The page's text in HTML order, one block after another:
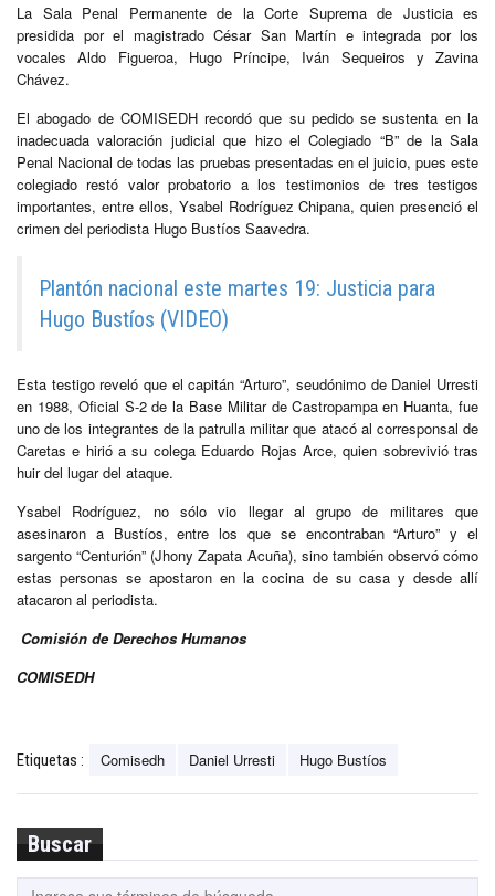
La Sala Penal Permanente de la Corte Suprema de Justicia es
presidida por el magistrado César San Martín e integrada por los
vocales Aldo Figueroa, Hugo Príncipe, Iván Sequeiros y Zavina
Chávez.
El abogado de COMISEDH recordó que su pedido se sustenta en la
inadecuada valoración judicial que hizo el Colegiado “B” de la Sala
Penal Nacional de todas las pruebas presentadas en el juicio, pues este
colegiado restó valor probatorio a los testimonios de tres testigos
importantes, entre ellos, Ysabel Rodríguez Chipana, quien presenció el
crimen del periodista Hugo Bustíos Saavedra.
Plantón nacional este martes 19: Justicia para
Hugo Bustíos (VIDEO)
Esta testigo reveló que el capitán “Arturo”, seudónimo de Daniel Urresti
en 1988, Oficial S-2 de la Base Militar de Castropampa en Huanta, fue
uno de los integrantes de la patrulla militar que atacó al corresponsal de
Caretas e hirió a su colega Eduardo Rojas Arce, quien sobrevivió tras
huir del lugar del ataque.
Ysabel Rodríguez, no sólo vio llegar al grupo de militares que
asesinaron a Bustíos, entre los que se encontraban “Arturo” y el
sargento “Centurión” (Jhony Zapata Acuña), sino también observó cómo
estas personas se apostaron en la cocina de su casa y desde allí
atacaron al periodista.
Comisión de Derechos Humanos
COMISEDH
Etiquetas : Comisedh Daniel Urresti Hugo Bustíos
Buscar